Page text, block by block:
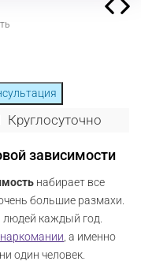
Круглосуточно
зависимости
набирает все
большие размахи.
людей каждый год.
, а именно
один человек.